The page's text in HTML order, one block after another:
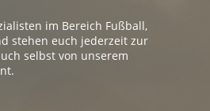
im Bereich Fußball,
stehen euch jederzeit zur
selbst von unserem